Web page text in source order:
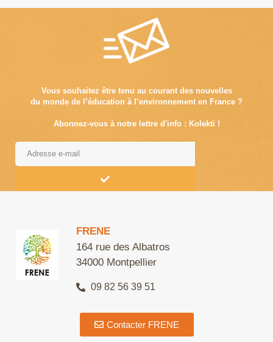
Vous souhaitez être tenu au courant des nouvelles
du monde de l’éducation à l’environnement en France ?
Abonnez-vous à notre lettre d'info : Kolekti !
FRENE
164 rue des Albatros
34000 Montpellier
09 82 56 39 51
Contacter FRENE